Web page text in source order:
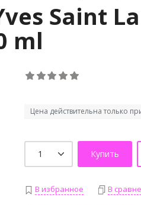
Saint
ml
Цена действительна только
Купить
В избранное В